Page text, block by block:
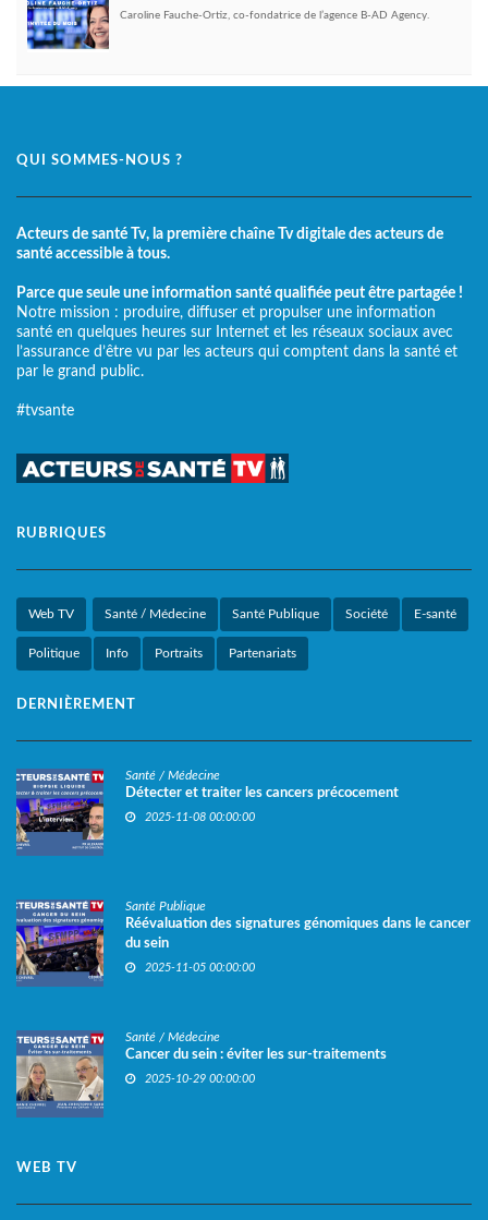
Caroline Fauche-Ortiz, co-fondatrice de l’agence B-AD Agency.
QUI SOMMES-NOUS ?
Acteurs de santé Tv, la première chaîne Tv digitale des acteurs de
santé accessible à tous.
Parce que seule une information santé qualifiée peut être partagée !
Notre mission : produire, diffuser et propulser une information
santé en quelques heures sur Internet et les réseaux sociaux avec
l’assurance d’être vu par les acteurs qui comptent dans la santé et
par le grand public.
#tvsante
RUBRIQUES
Web TV Santé / Médecine Santé Publique Société E-santé
Politique Info Portraits Partenariats
DERNIÈREMENT
Santé / Médecine
Détecter et traiter les cancers précocement
2025-11-08 00:00:00
Santé Publique
Réévaluation des signatures génomiques dans le cancer
du sein
2025-11-05 00:00:00
Santé / Médecine
Cancer du sein : éviter les sur-traitements
2025-10-29 00:00:00
WEB TV